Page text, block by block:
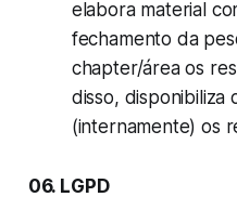
elabora material
fechamento da
chapter/área os
disso, disponibiliza
(internamente) os
06. LGPD